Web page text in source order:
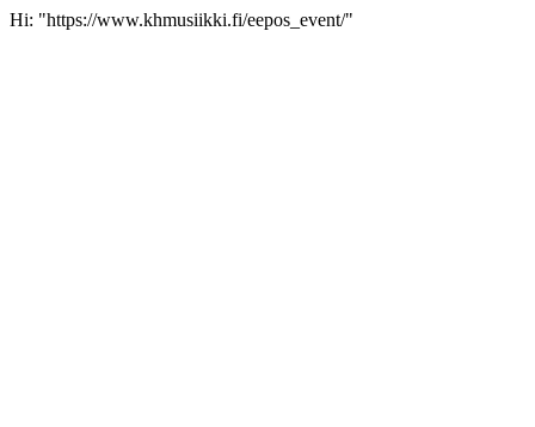
Hi: "https://www.khmusiikki.fi/eepos_event/"